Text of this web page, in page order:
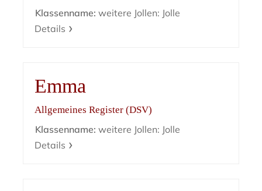
Klassenname: weitere Jollen: Jolle
Details
Emma
Allgemeines Register (DSV)
Klassenname: weitere Jollen: Jolle
Details